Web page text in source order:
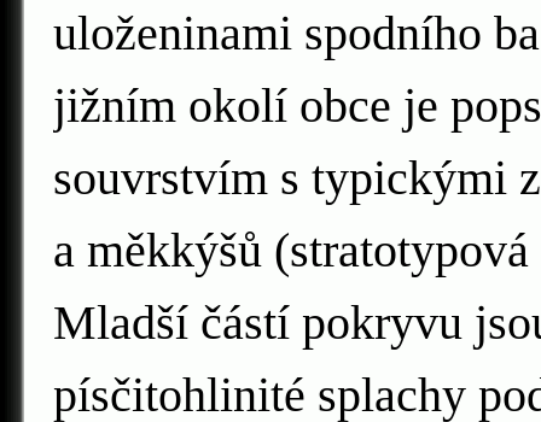
uloženinami spodního
jižním okolí obce je
souvrstvím s typickými
a měkkýšů
Mladší částí pokryvu
písčitohlinité splachy